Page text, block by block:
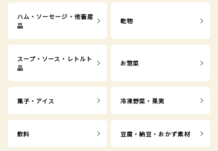
ハム・ソーセージ・他畜産
品
乾物
スープ・ソース・レトルト
品
お惣菜
菓子・アイス 冷凍野菜・果実
飲料 豆腐・納豆・おかず素材